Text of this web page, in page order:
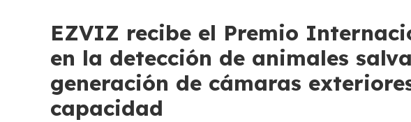
EZVIZ recibe el Premio
en la detección de animales
generación de cámaras
capacidad